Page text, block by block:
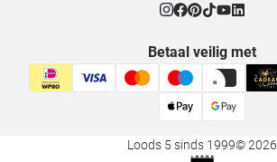
Betaal veilig met
Loods 5 sinds 1999© 2026